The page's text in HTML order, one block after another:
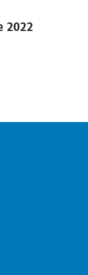
2022